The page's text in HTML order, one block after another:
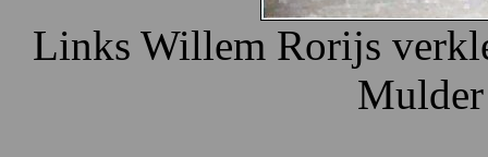
Links Willem Rorijs